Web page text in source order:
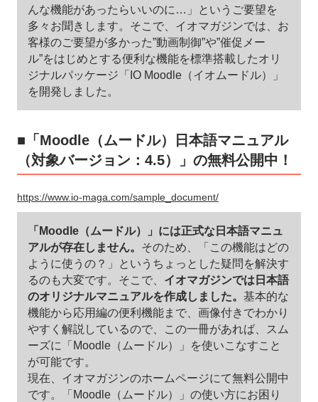
んな機能があったらいいのに…」というご要望を
多々お聞きします。そこで、イオマガジンでは、お
客様のご要望が多かった”動画制御”や”催促メー
ル”をはじめとする便利な機能を標準搭載したオリ
ジナルパッケージ「IO Moodle（イオムードル）」
を開発しました。
■「Moodle（ムードル）日本語マニュアル
（対象バージョン：4.5）」の無料公開中！
https://www.io-maga.com/sample_document/
「Moodle（ムードル）」には正式な日本語マニュ
アルが存在しません。 そのため、「この機能はどの
ように使うの？」というちょっとした疑問を解決す
るのも大変です。そこで、 イオマガジンでは日本語
のオリジナルマニュアルを作成しました。 基本的な
機能から応用編の便利機能まで、画像付きでわかり
やすく解説しているので、この一冊があれば、スム
ーズに「Moodle（ムードル）」を使いこなすこと
が可能です。
現在、イオマガジンのホームページにて無料公開中
です。「Moodle（ムードル）」の使い方にお困り